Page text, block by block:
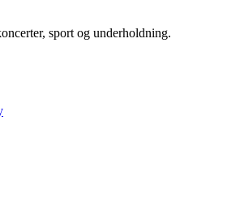
sport og underholdning.